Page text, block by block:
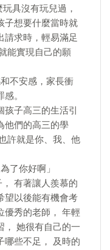
具沒有玩兒過，
子想要什麼當時就
請求時，輕易滿足
能實現自己的願
不安感，家長衝
。
孩子高三的生活引
他們的高三的學
許就是你、我、他
了你好啊」
有著讓人羨慕的
望以後能有機會考
優秀的老師， 年輕
， 她很有自己的一
哪些不足， 及時的